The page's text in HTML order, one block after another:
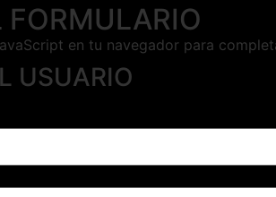
FORMULARIO
en tu navegador para
USUARIO